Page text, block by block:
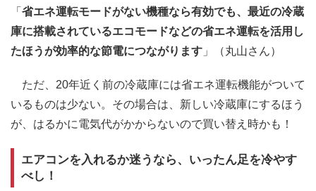
「 省エネ運転モードがない機種なら有効でも、最近の冷蔵
庫に搭載されているエコモードなどの省エネ運転を活用し
たほうが効率的な節電につながります 」（丸山さん）
ただ、20年近く前の冷蔵庫には省エネ運転機能がついて
いるものは少ない。その場合は、新しい冷蔵庫にするほう
が、はるかに電気代がかからないので買い替え時かも！
エアコンを入れるか迷うなら、いったん足を冷やす
べし！